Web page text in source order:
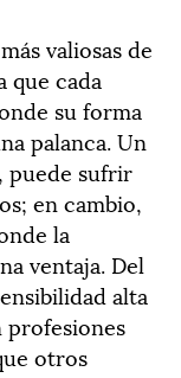
valiosas de
que cada
su forma
palanca. Un
puede sufrir
en cambio,
la
ventaja. Del
alta
profesiones
otros